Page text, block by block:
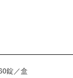
錠／盒